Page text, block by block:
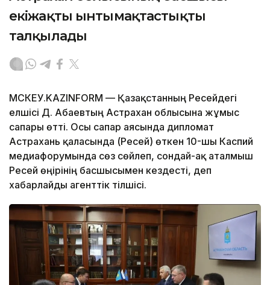
екіжақты ынтымақтастықты
талқылады
МӘСКЕУ.KAZINFORM — Қазақстанның Ресейдегі
елшісі Д. Абаевтың Астрахан облысына жұмыс
сапары өтті. Осы сапар аясында дипломат
Астрахань қаласында (Ресей) өткен 10-шы Каспий
медиафорумында сөз сөйлеп, сондай-ақ аталмыш
Ресей өңірінің басшысымен кездесті, деп
хабарлайды агенттік тілшісі.